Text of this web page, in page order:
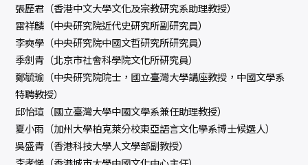
張歷君（香港中文大學文化及宗教研究系助理教授）
雷祥麟（中央研究院近代史研究所副研究員）
李奭學（中央研究院中國文哲研究所研究員）
季劍青（北京市社會科學院文化所研究員）
鄭毓瑜（中央研究院院士，國立臺灣大學講座教授，中國文學系
特聘教授）
邱怡瑄（國立臺灣大學中國文學系兼任助理教授）
夏小雨（加州大學柏克萊分校東亞語言文化學系博士候選人）
吳盛青（香港科技大學人文學部副教授）